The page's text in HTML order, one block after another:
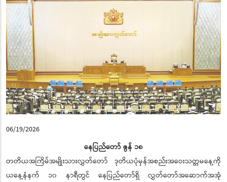
06/19/2026
နေပြည်တော် ဇွန် ၁၈
တတိယအကြိမ်အမျိုးသားလွှတ်တော် ဒုတိယပုံမှန်အစည်းအဝေးသတ္တမနေ့ကို
ယနေ့နံနက် ၁၀ နာရီတွင် နေပြည်တော်ရှိ လွှတ်တော်အဆောက်အအုံ